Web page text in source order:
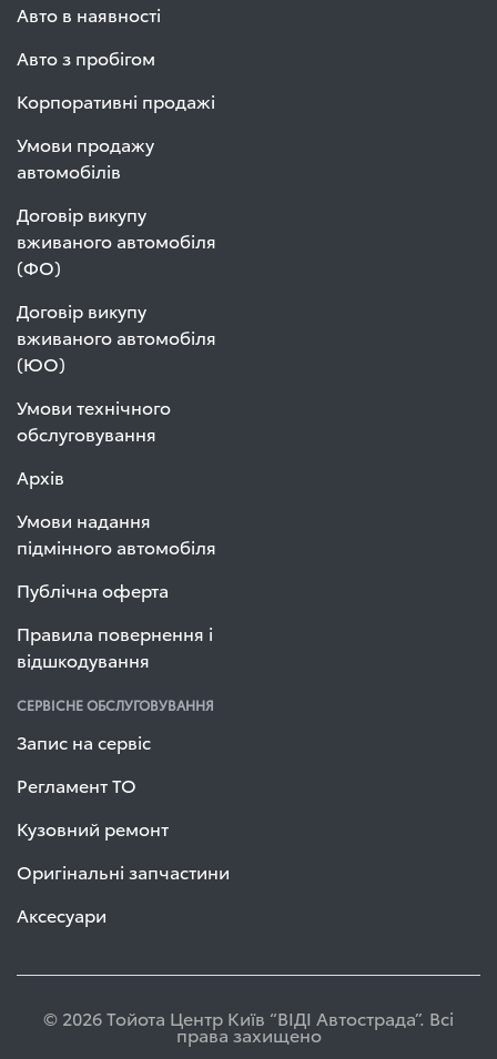
Авто в наявності
Авто з пробігом
Корпоративні продажі
Умови продажу
автомобілів
Договір викупу
вживаного автомобіля
(ФО)
Договір викупу
вживаного автомобіля
(ЮО)
Умови технічного
обслуговування
Архів
Умови надання
підмінного автомобіля
Публічна оферта
Правила повернення і
відшкодування
СЕРВІСНЕ ОБСЛУГОВУВАННЯ
Запис на сервіс
Регламент ТО
Кузовний ремонт
Оригінальні запчастини
Аксесуари
© 2026 Тойота Центр Київ “ВІДІ Автострада”. Всі
права захищено